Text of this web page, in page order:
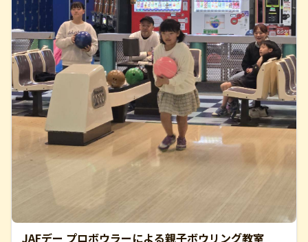
JAFデー プロボウラーによる親子ボウリング教室